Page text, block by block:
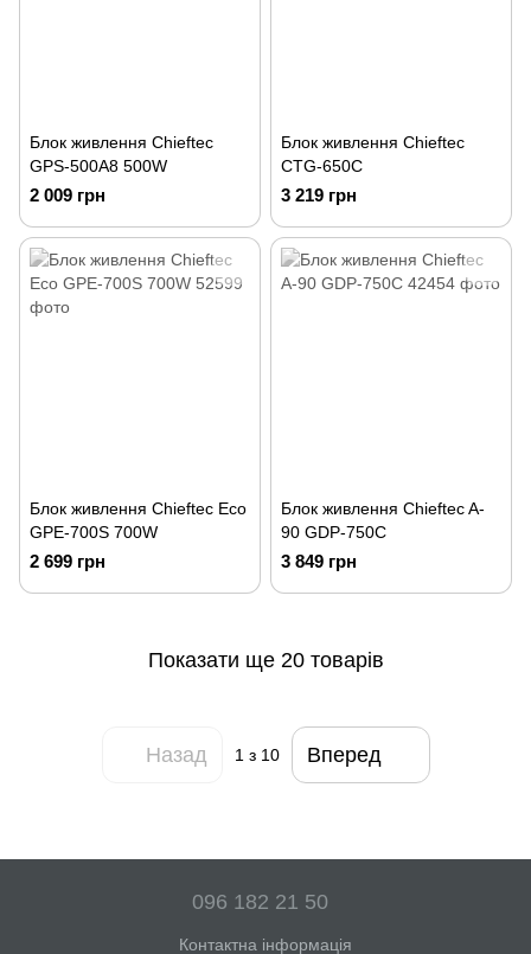
Блок живлення Chieftec
GPS-500A8 500W
2 009 грн
Блок живлення Chieftec
CTG-650C
3 219 грн
Блок живлення Chieftec Eco
GPE-700S 700W
2 699 грн
Блок живлення Chieftec A-
90 GDP-750C
3 849 грн
Показати ще 20 товарів
Назад 1 з 10 Вперед
096 182 21 50
Контактна інформація